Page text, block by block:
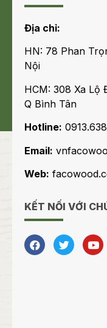
Địa chỉ:
HN: 78 Phan
Nội
HCM: 308 Xa Lộ
Q Bình Tân
Hotline:
Email:
Web:
KẾT NỐI VỚI